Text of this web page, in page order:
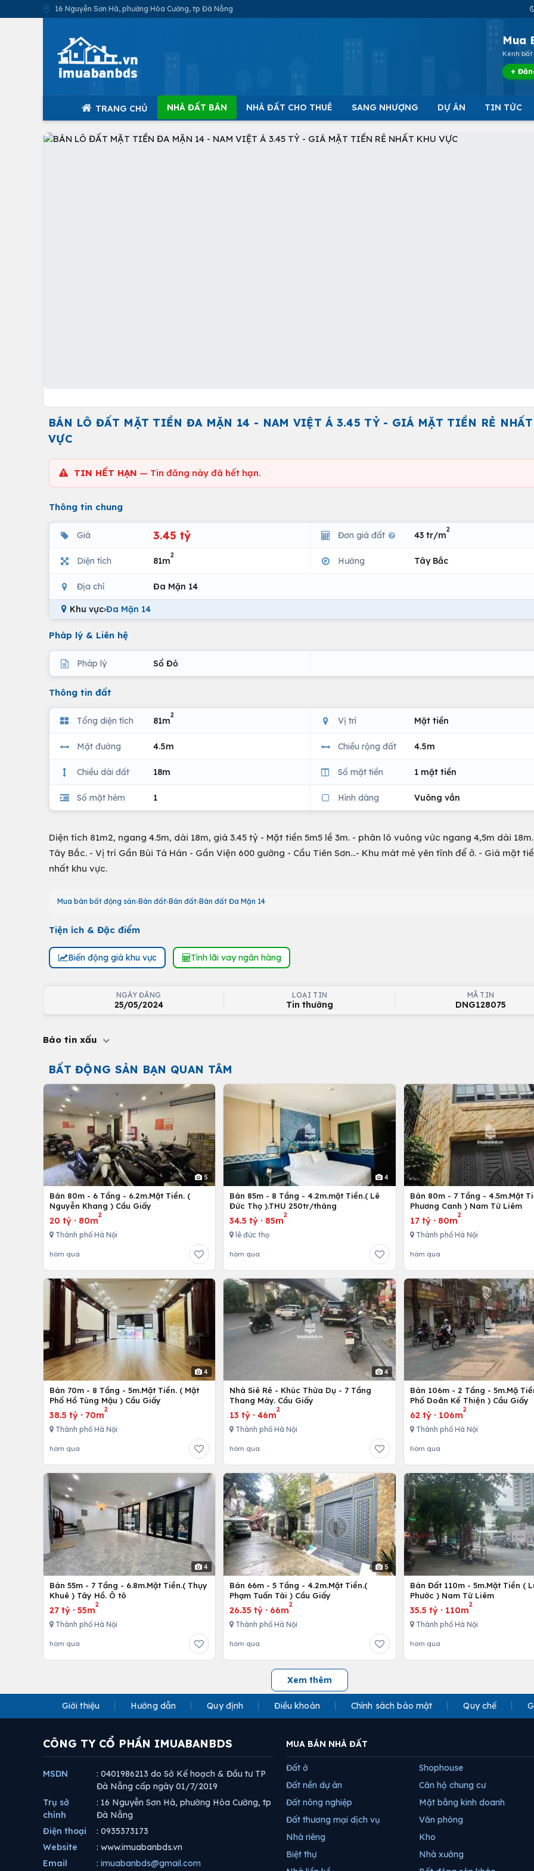
16 Nguyễn Sơn Hà, phường Hòa Cường, tp Đà Nẵng
Mua
Kênh bất
+
TRANG CHỦ NHÀ ĐẤT BÁN NHÀ ĐẤT CHO THUÊ SANG NHƯỢNG DỰ ÁN TIN TỨC
BÁN LÔ ĐẤT MẶT TIỀN ĐA MẶN 14 - NAM VIỆT Á 3.45 TỶ - GIÁ MẶT TIỀN RẺ NHẤT
VỰC
TIN HẾT HẠN — Tin đăng này đã hết hạn.
Thông tin chung
Giá 3.45 tỷ Đơn giá đất 43 tr/m
2
Diện tích 81m
2
Hướng Tây Bắc
Địa chỉ Đa Mặn 14
Khu vực›Đa Mặn 14
Pháp lý & Liên hệ
Pháp lý Sổ Đỏ
Thông tin đất
Tổng diện tích 81m
2
Vị trí Mặt tiền
Mặt đường 4.5m Chiều rộng đất 4.5m
Chiều dài đất 18m Số mặt tiền 1 mặt tiền
Số mặt hẻm 1 Hình dáng Vuông vắn
Diện tích 81m2, ngang 4.5m, dài 18m, giá 3.45 tỷ - Mặt tiền 5m5 lề 3m. - phân lô vuông vức ngang 4,5m dài
Tây Bắc. - Vị trí Gần Bùi Tá Hán - Gần Viện 600 gường - Cầu Tiên Sơn...- Khu mát mẻ yên tĩnh để ở. - Giá mặt
nhất khu vực.
Mua bán bất động sản Bán đất Bán đất Bán đất Đa Mặn 14
Tiện ích & Đặc điểm
Biến động giá khu vực Tính lãi vay ngân hàng
NGÀY ĐĂNG
25/05/2024
LOẠI TIN
Tin thường
MÃ TIN
DNG128075
Báo tin xấu
BẤT ĐỘNG SẢN BẠN QUAN TÂM
5
Bán 80m - 6 Tầng - 6.2m.Mặt Tiền. (
Nguyễn Khang ) Cầu Giấy
20 tỷ · 80m
2
Thành phố Hà Nội
hôm qua
4
Bán 85m - 8 Tầng - 4.2m.mặt Tiền.( Lê
Đức Thọ ).THU 250tr/tháng
34.5 tỷ · 85m
2
lê đức thọ
hôm qua
Bán 80m - 7 Tầng - 4.5m.Mặt
Phương Canh ) Nam Từ Liêm
17 tỷ· 80m
2
Thành phố Hà Nội
hôm qua
4
Bán 70m - 8 Tầng - 5m.Mặt Tiền. ( Mặt
Phố Hồ Tùng Mậu ) Cầu Giấy
38.5 tỷ · 70m
2
Thành phố Hà Nội
hôm qua
4
Nhà Siê Rẻ - Khúc Thừa Dụ - 7 Tầng
Thang Máy. Cầu Giấy
13 tỷ ·46m
2
Thành phố Hà Nội
hôm qua
Bán 106m - 2 Tầng - 5m.Mặ
Phố Doãn Kế Thiện ) Cầu Giấy
62 tỷ· 106m
2
Thành phố Hà Nội
hôm qua
4
Bán 55m - 7 Tầng - 6.8m.Mặt Tiền.( Thụy
Khuê ) Tây Hồ. Ô tô
27 tỷ · 55m
2
Thành phố Hà Nội
hôm qua
5
Bán 66m - 5 Tầng - 4.2m.Mặt Tiền.(
Phạm Tuấn Tài ) Cầu Giấy
26.35 tỷ · 66m
2
Thành phố Hà Nội
hôm qua
Bán Đất 110m - 5m.Mặt Tiền (
Phước ) Nam Từ Liêm
35.5 tỷ· 110m
2
Thành phố Hà Nội
hôm qua
Xem thêm
Giới thiệu Hướng dẫn Quy định Điều khoản Chính sách bảo mật Quy chế
CÔNG TY CỔ PHẦN IMUABANBDS
MSDN
: 0401986213 do Sở Kế hoạch & Đầu tư TP
Đà Nẵng cấp ngày 01/7/2019
Trụ sở
chính
: 16 Nguyễn Sơn Hà, phường Hòa Cường, tp
Đà Nẵng
Điện thoại
: 0935373173
Website
: www.imuabanbds.vn
Email
: imuabanbds@gmail.com
MUA BÁN NHÀ ĐẤT
Đất ở
Đất nền dự án
Đất nông nghiệp
Đất thương mại dịch vụ
Nhà riêng
Biệt thự
Shophouse
Căn hộ chung cư
Mặt bằng kinh doanh
Văn phòng
Kho
Nhà xưởng